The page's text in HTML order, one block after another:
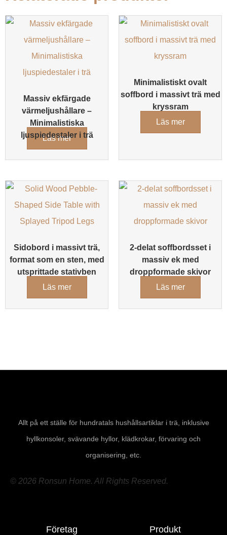
Massiv ekfärgade
värmeljushållare –
Minimalistiska
ljuspiedestaler i trä
Läs mer
Minimalistiskt ovalt
soffbord i massivt trä med
kryssram
Läs mer
Sidobord i massivt trä,
format som en sten, med
utsprittade stativben
Läs mer
2-delat soffbordsset i
massiv ek med
droppformade skivor
Läs mer
Allt på ett ställe för hundratals hushållsartiklar i trä, inklusive
hyllkonsoler, svävande hyllor, klädkrokar, förvaring och
organisering, etc.
© 2026 Ronsun Home. All Rights Reserved.
Företag Produkt